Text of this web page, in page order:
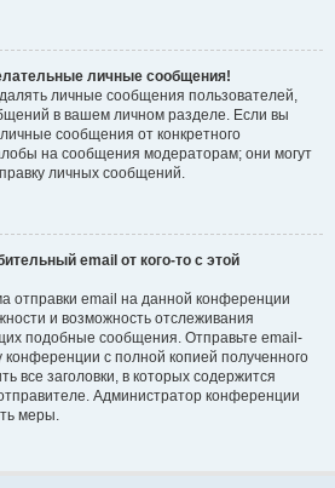
личные сообщения!
личные сообщения пользователей,
в вашем личном разделе. Если вы
сообщения от конкретного
на сообщения модераторам; они могут
личных сообщений.
email от кого-то с этой
отправки email на данной конференции
и возможность отслеживания
подобные сообщения. Отправьте email-
с полной копией полученного
все заголовки, в которых содержится
Администратор конференции
меры.